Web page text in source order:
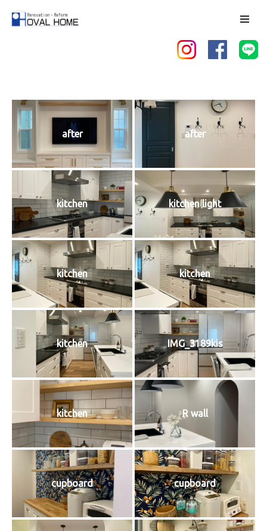
ツ
へ
ス
ッ
after after
kitchen kitchen light
kitchen kitchen
kitchen IMG_3189kis
kitchen R wall
cupboard cupboard